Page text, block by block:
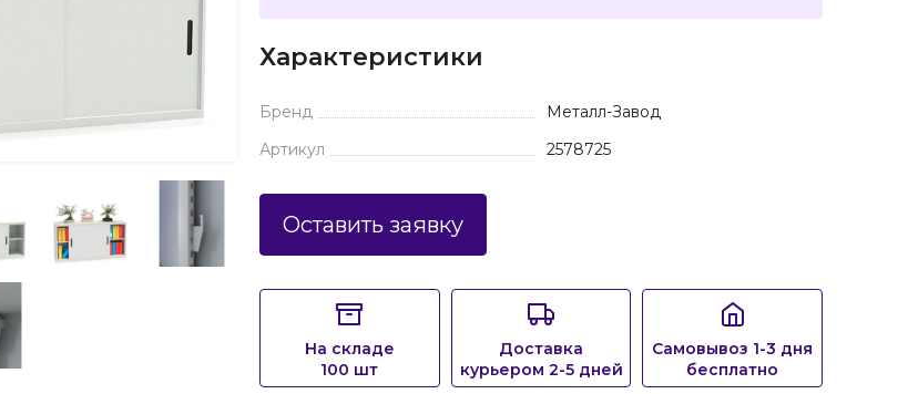
Характеристики
Бренд
Металл-Завод
Артикул
2578725
Оставить заявку
На складе
100 шт
Доставка
курьером 2-5 дней
Самовывоз 1-3 дня
бесплатно